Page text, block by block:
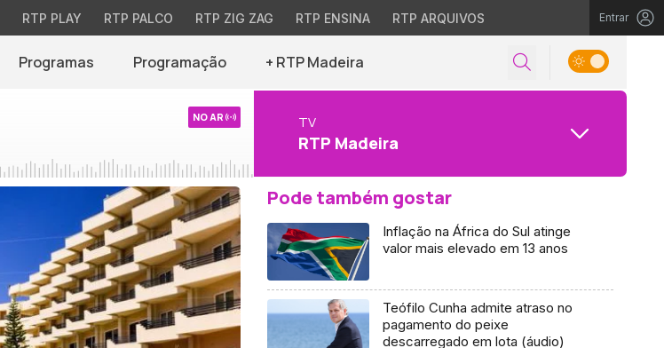
RTP PLAY RTP PALCO RTP ZIG ZAG RTP ENSINA RTP ARQUIVOS Entrar
Programas Programação + RTP Madeira
NO AR TV
RTP Madeira
Pode também gostar
Inflação na África do Sul atinge
valor mais elevado em 13 anos
Teófilo Cunha admite atraso no
pagamento do peixe
descarregado em lota (áudio)